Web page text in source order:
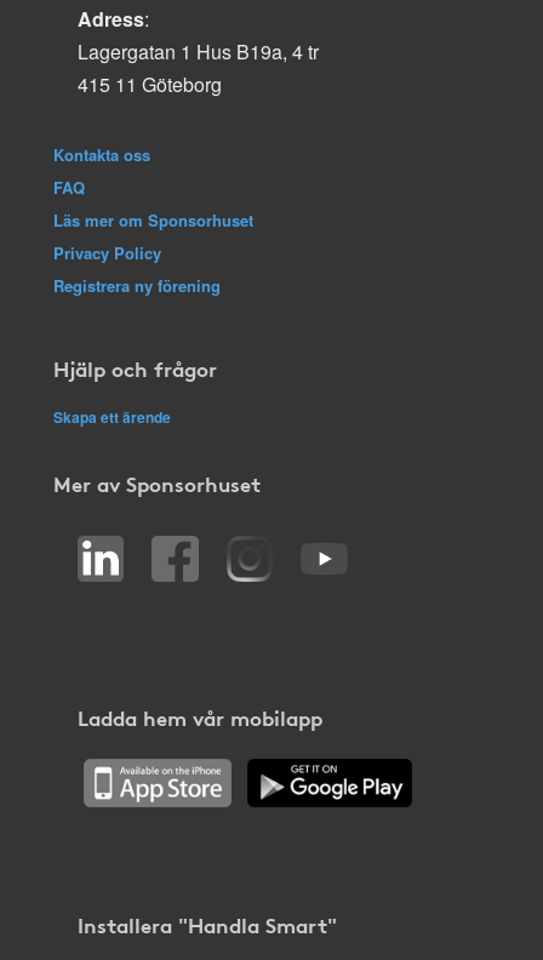
Adress:
Lagergatan 1 Hus B19a, 4 tr
415 11 Göteborg
Kontakta oss
FAQ
Läs mer om Sponsorhuset
Privacy Policy
Registrera ny förening
Hjälp och frågor
Skapa ett ärende
Mer av Sponsorhuset
Ladda hem vår mobilapp
Installera "Handla Smart"